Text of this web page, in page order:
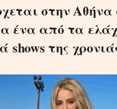
στην Αθήνα
ένα από τα
shows της